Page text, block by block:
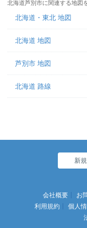
北海道芦別市に関連する地図
北海道・東北 地図
北海道 地図
芦別市 地図
北海道 路線
新
会社概要
お
利用規約
個人